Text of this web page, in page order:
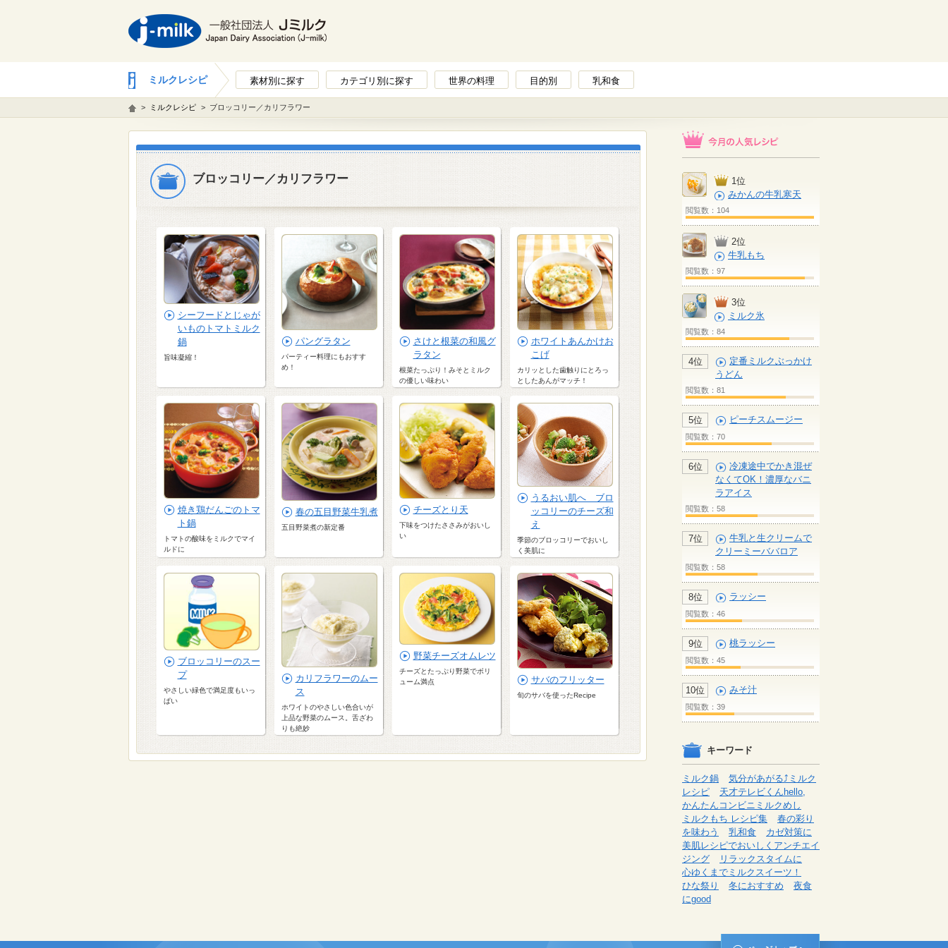
ミルクレシピ 素材別に探す カテゴリ別に探す 世界の料理 目的別 乳和食
> ミルクレシピ > ブロッコリー／カリフラワー
ブロッコリー／カリフラワー
シーフードとじゃが
いものトマトミルク
鍋
旨味凝縮！
パングラタン
パーティー料理にもおすす
め！
さけと根菜の和風グ
ラタン
根菜たっぷり！みそとミルク
の優しい味わい
ホワイトあんかけお
こげ
カリッとした歯触りにとろっ
としたあんがマッチ！
焼き鶏だんごのトマ
ト鍋
トマトの酸味をミルクでマイ
ルドに
春の五目野菜牛乳煮
五目野菜煮の新定番
チーズとり天
下味をつけたささみがおいし
い
うるおい肌へ ブロ
ッコリーのチーズ和
え
季節のブロッコリーでおいし
く美肌に
ブロッコリーのスー
プ
やさしい緑色で満足度もいっ
ぱい
カリフラワーのムー
ス
ホワイトのやさしい色合いが
上品な野菜のムース。舌ざわ
りも絶妙
野菜チーズオムレツ
チーズとたっぷり野菜でボリ
ューム満点
サバのフリッター
旬のサバを使ったRecipe
1位
みかんの牛乳寒天
閲覧数：104
2位
牛乳もち
閲覧数：97
3位
ミルク氷
閲覧数：84
4位
定番ミルクぶっかけ
うどん
閲覧数：81
5位 ピーチスムージー
閲覧数：70
6位
冷凍途中でかき混ぜ
なくてOK！濃厚なバニ
ラアイス
閲覧数：58
7位
牛乳と生クリームで
クリーミーババロア
閲覧数：58
8位 ラッシー
閲覧数：46
9位 桃ラッシー
閲覧数：45
10位 みそ汁
閲覧数：39
キーワード
ミルク鍋
気分があがる⤴ミルク
レシピ
天才テレビくんhello,
かんたんコンビニミルクめし
ミルクもち レシピ集
春の彩り
を味わう
乳和食
カゼ対策に
美肌レシピでおいしくアンチエイ
ジング
リラックスタイムに
心ゆくまでミルクスイーツ！
ひな祭り
冬におすすめ
夜食
にgood